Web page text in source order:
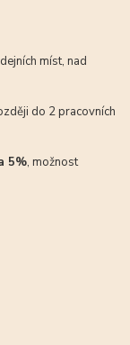
míst, nad
do 2 pracovních
5%, možnost